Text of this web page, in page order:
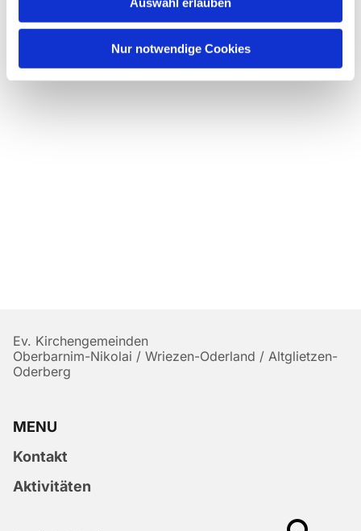
Nur notwendige Cookies
Ev. Kirchengemeinden
Oberbarnim-Nikolai / Wriezen-Oderland / Altglietzen-
Oderberg
MENU
Kontakt
Aktivitäten